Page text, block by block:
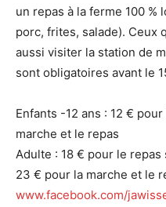
un repas à la ferme 100 %
porc, frites, salade). Ceux
aussi visiter la station de
sont obligatoires avant le
Enfants -12 ans : 12 €
marche et le repas
Adulte : 18 € pour le repas
23 € pour la marche et le
www.facebook.com/